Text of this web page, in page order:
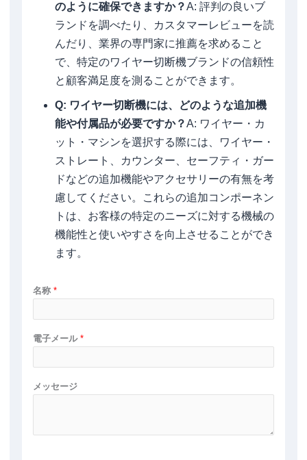
のように確保できますか？A: 評判の良いブ
ランドを調べたり、カスタマーレビューを読
んだり、業界の専門家に推薦を求めること
で、特定のワイヤー切断機ブランドの信頼性
と顧客満足度を測ることができます。
Q: ワイヤー切断機には、どのような追加機
能や付属品が必要ですか？A: ワイヤー・カ
ット・マシンを選択する際には、ワイヤー・
ストレート、カウンター、セーフティ・ガー
ドなどの追加機能やアクセサリーの有無を考
慮してください。これらの追加コンポーネン
トは、お客様の特定のニーズに対する機械の
機能性と使いやすさを向上させることができ
ます。
名称 *
電子メール *
メッセージ